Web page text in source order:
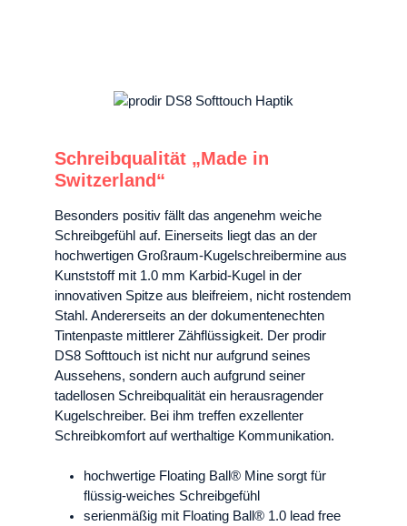
Schreibqualität „Made in
Switzerland“
Besonders positiv fällt das angenehm weiche
Schreibgefühl auf. Einerseits liegt das an der
hochwertigen Großraum-Kugelschreibermine aus
Kunststoff mit 1.0 mm Karbid-Kugel in der
innovativen Spitze aus bleifreiem, nicht rostendem
Stahl. Andererseits an der dokumentenechten
Tintenpaste mittlerer Zähflüssigkeit. Der prodir
DS8 Softtouch ist nicht nur aufgrund seines
Aussehens, sondern auch aufgrund seiner
tadellosen Schreibqualität ein herausragender
Kugelschreiber. Bei ihm treffen exzellenter
Schreibkomfort auf werthaltige Kommunikation.
hochwertige Floating Ball® Mine sorgt für
flüssig-weiches Schreibgefühl
serienmäßig mit Floating Ball® 1.0 lead free